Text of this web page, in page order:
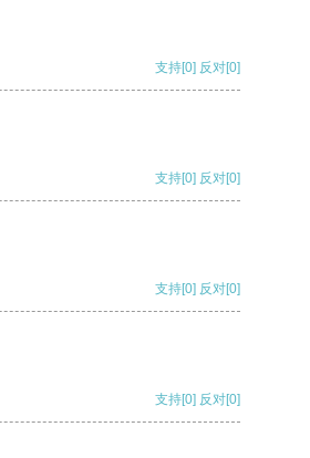
支持[0] 反对[0]
支持[0] 反对[0]
支持[0] 反对[0]
支持[0] 反对[0]